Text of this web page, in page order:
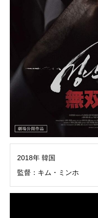
2018年 韓国
監督：キム・ミンホ